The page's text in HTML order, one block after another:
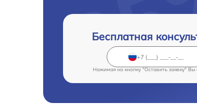
Бесплатная
Нажимая на кнопку "Оставить заявку" Вы